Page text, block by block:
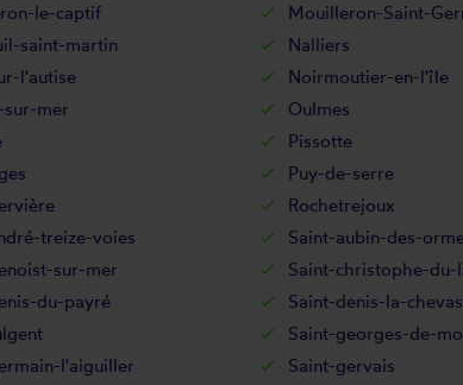
le-captif
Mouilleron-Saint-
saint-martin
Nalliers
l'autise
Noirmoutier-en-l'île
sur-mer
Oulmes
Pissotte
Puy-de-serre
Rochetrejoux
treize-voies
Saint-aubin-des-
sur-mer
Saint-christophe-du-
du-payré
Saint-denis-la-
Saint-georges-de-
l'aiguiller
Saint-gervais